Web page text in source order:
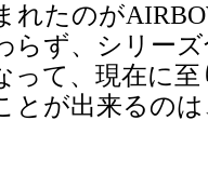
れたのが
らず、シリー
って、現在に
とが出来るの